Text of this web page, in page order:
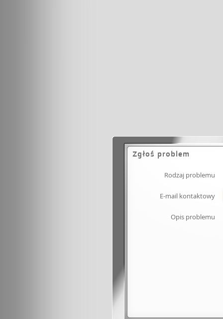
Zgłoś problem
Rodzaj problemu
E-mail kontaktowy
Opis problemu